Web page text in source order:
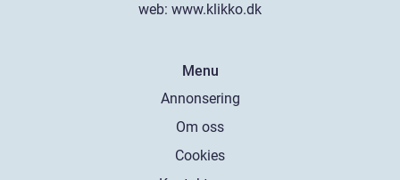
web: www.klikko.dk
Menu
Annonsering
Om oss
Cookies